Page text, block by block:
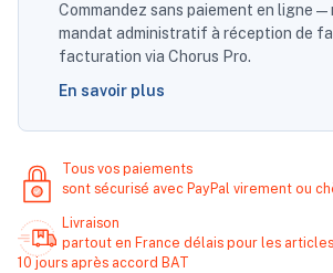
Commandez sans paiement en ligne
mandat administratif à réception de
facturation via Chorus Pro.
En savoir plus
Tous vos paiements
sont sécurisé avec PayPal virement ou
Livraison
partout en France délais pour les
10 jours après accord BAT